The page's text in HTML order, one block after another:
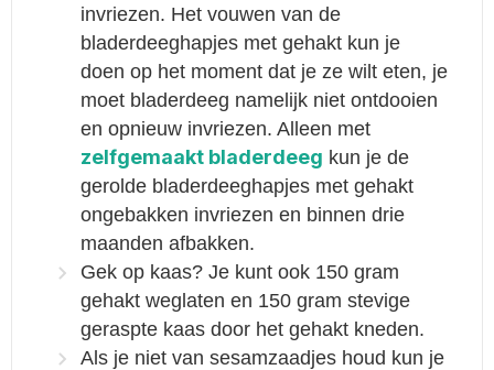
invriezen. Het vouwen van de
bladerdeeghapjes met gehakt kun je
doen op het moment dat je ze wilt eten, je
moet bladerdeeg namelijk niet ontdooien
en opnieuw invriezen. Alleen met
zelfgemaakt bladerdeeg kun je de
gerolde bladerdeeghapjes met gehakt
ongebakken invriezen en binnen drie
maanden afbakken.
Gek op kaas? Je kunt ook 150 gram
gehakt weglaten en 150 gram stevige
geraspte kaas door het gehakt kneden.
Als je niet van sesamzaadjes houd kun je